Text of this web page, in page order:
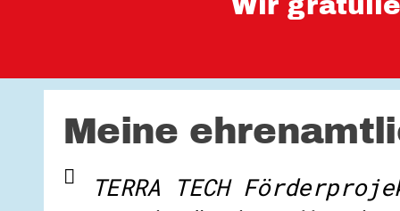
Meine
TERRA TECH